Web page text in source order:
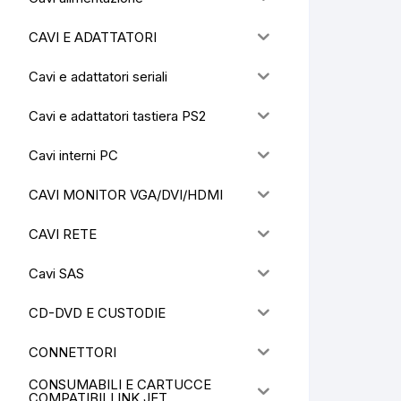
CAVI E ADATTATORI
Cavi e adattatori seriali
Cavi e adattatori tastiera PS2
Cavi interni PC
CAVI MONITOR VGA/DVI/HDMI
CAVI RETE
Cavi SAS
CD-DVD E CUSTODIE
CONNETTORI
CONSUMABILI E CARTUCCE